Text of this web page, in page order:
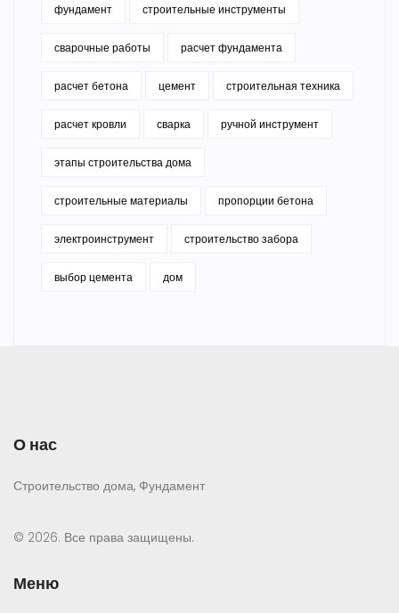
фундамент строительные инструменты
сварочные работы расчет фундамента
расчет бетона цемент строительная техника
расчет кровли сварка ручной инструмент
этапы строительства дома
строительные материалы пропорции бетона
электроинструмент строительство забора
выбор цемента дом
О нас
Строительство дома, Фундамент
© 2026. Все права защищены.
Меню